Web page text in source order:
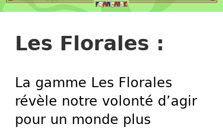
Les Florales :
La gamme Les Florales
révèle notre volonté d’agir
pour un monde plus